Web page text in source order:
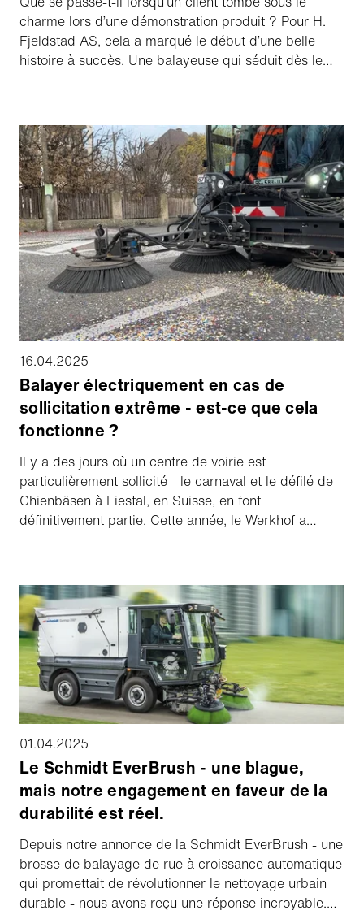
charme lors d’une démonstration produit ? Pour H.
Fjeldstad AS, cela a marqué le début d’une belle
histoire à succès. Une balayeuse qui séduit dès le
16.04.2025
Balayer électriquement en cas de
sollicitation extrême - est-ce que cela
fonctionne ?
Il y a des jours où un centre de voirie est
particulièrement sollicité - le carnaval et le défilé de
Chienbäsen à Liestal, en Suisse, en font
définitivement partie. Cette année, le Werkhof a
01.04.2025
Le Schmidt EverBrush - une blague,
mais notre engagement en faveur de la
durabilité est réel.
Depuis notre annonce de la Schmidt EverBrush - une
brosse de balayage de rue à croissance automatique
qui promettait de révolutionner le nettoyage urbain
durable - nous avons reçu une réponse incroyable.